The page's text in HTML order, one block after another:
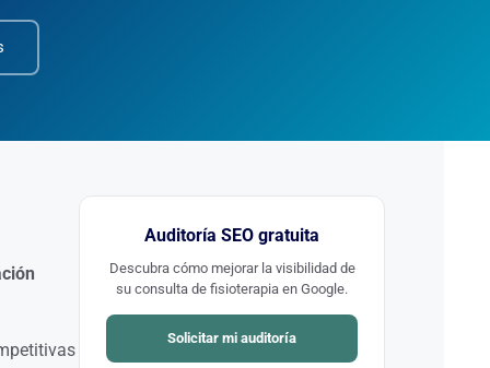
Auditoría SEO gratuita
Descubra cómo mejorar la visibilidad de
su consulta de fisioterapia en Google.
Solicitar mi auditoría